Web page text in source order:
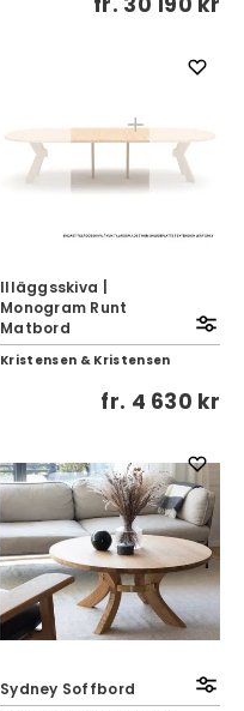
IIläggsskiva |
Monogram Runt
Matbord
Kristensen & Kristensen
fr. 4 630 kr
Sydney Soffbord